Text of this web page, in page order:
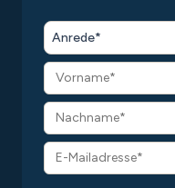
Anrede*